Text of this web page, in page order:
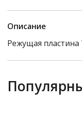
Описание
Режущая пластина